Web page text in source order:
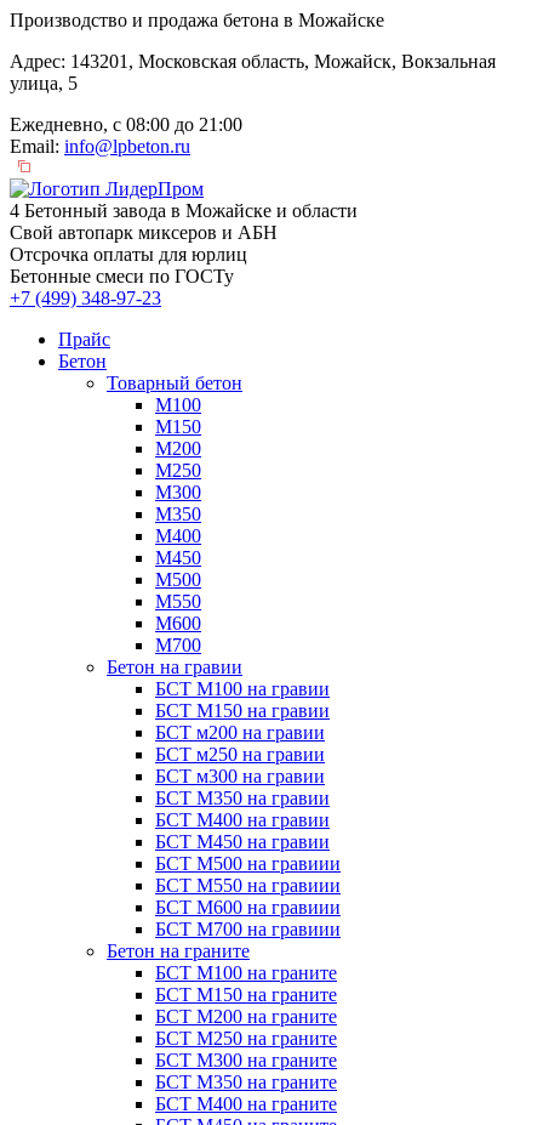
Производство и продажа бетона в Можайске
Адрес: 143201, Московская область, Можайск, Вокзальная
улица, 5
Ежедневно, с 08:00 до 21:00
Email: info@lpbeton.ru
4 Бетонный завода в Можайске и области
Свой автопарк миксеров и АБН
Отсрочка оплаты для юрлиц
Бетонные смеси по ГОСТу
+7 (499) 348-97-23
Прайс
Бетон
Товарный бетон
М100
М150
М200
М250
М300
М350
М400
М450
М500
М550
М600
М700
Бетон на гравии
БСТ М100 на гравии
БСТ М150 на гравии
БСТ м200 на гравии
БСТ м250 на гравии
БСТ м300 на гравии
БСТ М350 на гравии
БСТ М400 на гравии
БСТ М450 на гравии
БСТ М500 на гравиии
БСТ М550 на гравиии
БСТ М600 на гравиии
БСТ М700 на гравиии
Бетон на граните
БСТ М100 на граните
БСТ М150 на граните
БСТ М200 на граните
БСТ М250 на граните
БСТ М300 на граните
БСТ М350 на граните
БСТ М400 на граните